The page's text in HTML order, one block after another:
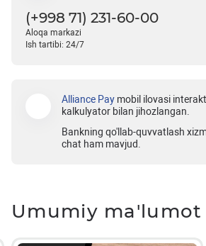
(+998 71) 231-60-00
Aloqa markazi
Ish tartibi: 24/7
Alliance Pay mobil ilovasi
kalkulyator bilan jihozlangan.
Bankning qo'llab-quvvatlash
chat ham mavjud.
Umumiy ma'lumot